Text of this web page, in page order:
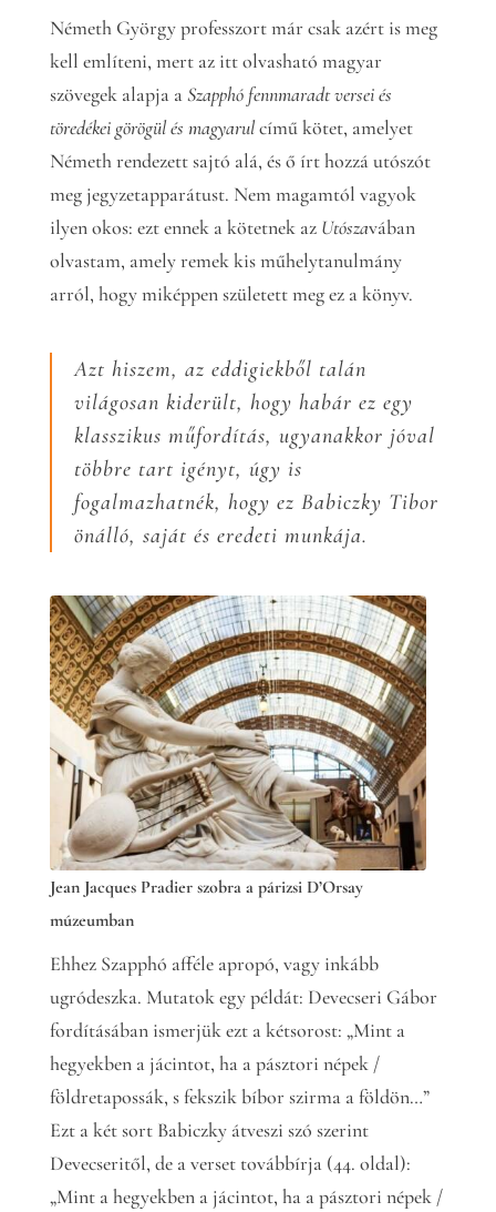
Németh György professzort már csak azért is meg
kell említeni, mert az itt olvasható magyar
szövegek alapja aSzapphó fennmaradt versei és
töredékei görögül és magyarulcímű kötet, amelyet
Németh rendezett sajtó alá, és ő írt hozzá utószót
meg jegyzetapparátust. Nem magamtól vagyok
ilyen okos: ezt ennek a kötetnek az Utószavában
olvastam, amely remek kis műhelytanulmány
arról, hogy miképpen született meg ez a könyv.
Azt hiszem, az eddigiekből talán
világosan kiderült, hogy habár ez egy
klasszikus műfordítás, ugyanakkor jóval
többre tart igényt, úgy is
fogalmazhatnék, hogy ez Babiczky Tibor
önálló, saját és eredeti munkája.
Jean Jacques Pradier szobra a párizsi D’Orsay
múzeumban
Ehhez Szapphó afféle apropó, vagy inkább
ugródeszka. Mutatok egy példát: Devecseri Gábor
fordításában ismerjük ezt a kétsorost: „Mint a
hegyekben a jácintot, ha a pásztori népek /
földretapossák, s fekszik bíbor szirma a földön…”
Ezt a két sort Babiczky átveszi szó szerint
Devecseritől, de a verset továbbírja (44. oldal):
„Mint a hegyekben a jácintot, ha a pásztori népek /